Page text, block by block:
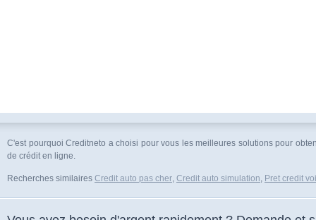
C'est pourquoi Creditneto a choisi pour vous les meilleures solutions pour
de crédit en ligne.
Recherches similaires Credit auto pas cher, Credit auto simulation, Pret credit